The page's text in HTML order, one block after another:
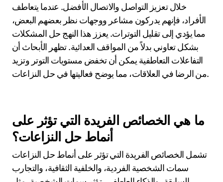
خلال تعزيز التواصل والاتصال الأفضل. عندما يتعاطف
الأفراد، فإنهم يدركون مشاعر ووجهات نظر بعضهم البعض،
مما يؤدي إلى تقليل التوترات. يعزز هذا النهج حل المشكلات
بشكل تعاوني بدلاً من المواقف العدائية. تظهر الأبحاث أن
التفاعلات التعاطفية يمكن أن تخفض مستويات التوتر وتزيد
من الرضا في العلاقات، مما يوضح فعاليتها في حل النزاعات.